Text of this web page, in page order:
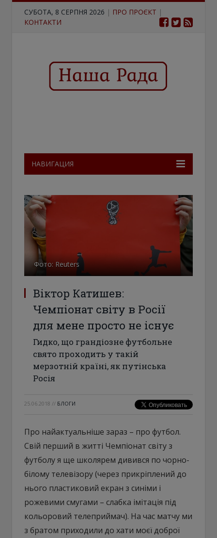
СУБОТА, 8 СЕРПНЯ 2026 | ПРО ПРОЄКТ |
КОНТАКТИ
НАВИГАЦИЯ
Фото: Reuters
Віктор Катишев:
Чемпіонат світу в Росії
для мене просто не існує
Гидко, що грандіозне футбольне
свято проходить у такій
мерзотній країні, як путінська
Росія
25.06.2018 // БЛОГИ
Про найактуальніше зараз – про футбол.
Свій перший в житті Чемпіонат світу з
футболу я ще школярем дивився по чорно-
білому телевізору (через прикріплений до
нього пластиковий екран з синіми і
рожевими смугами – слабка імітація під
кольоровий телеприймач). На час матчу ми
з братом приходили до хати моєї доброї